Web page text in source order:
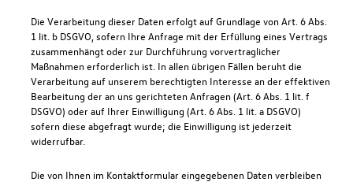
Die Verarbeitung dieser Daten erfolgt auf Grundlage von Art. 6 Abs.
1 lit. b DSGVO, sofern Ihre Anfrage mit der Erfüllung eines Vertrags
zusammenhängt oder zur Durchführung vorvertraglicher
Maßnahmen erforderlich ist. In allen übrigen Fällen beruht die
Verarbeitung auf unserem berechtigten Interesse an der effektiven
Bearbeitung der an uns gerichteten Anfragen (Art. 6 Abs. 1 lit. f
DSGVO) oder auf Ihrer Einwilligung (Art. 6 Abs. 1 lit. a DSGVO)
sofern diese abgefragt wurde; die Einwilligung ist jederzeit
widerrufbar.
Die von Ihnen im Kontaktformular eingegebenen Daten verbleiben